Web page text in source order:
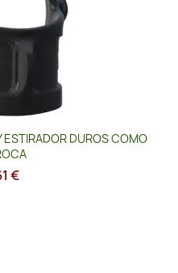
ESTIRADOR DUROS COMO
€